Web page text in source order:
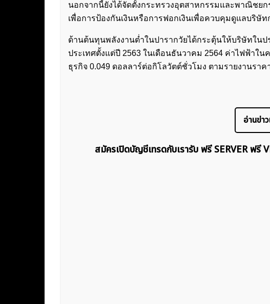
นอกจากนี้ยังได้จัดตั้งกระทรวงอุตสาหกรรมและพาณิชย
เพื่อการป้องกันเงินหรือการฟอกเงินเพื่อควบคุมดูแลบริษั
ด้านต้นทุนพลังงานต่ำในปารากวัยได้กระตุ้นให้บริษัทในป
ประเทศตั้งแต่ปี 2563 ในเดือนธันวาคม 2564 ค่าไฟฟ้าใ
ธุรกิจ 0.049 ดอลลาร์ต่อกิโลวัตต์ชั่วโมง ตามรายงานรา
อ่านข่า
สมัครเปิดบัญชีเทรดกับเรารับ ฟรี SERVER ฟรี